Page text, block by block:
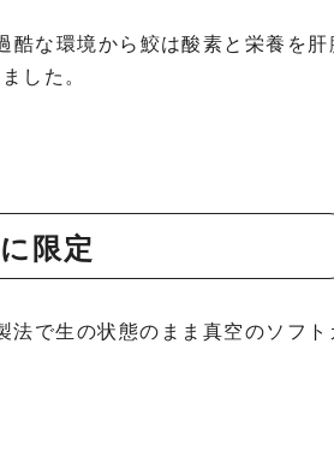
な環境から鮫は酸素と栄養を肝
した。
限定
で生の状態のまま真空のソフト